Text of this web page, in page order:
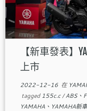
【新車發表】
上市
2022-12-16在
tagged155c.c/ABS、
YAMAHA、YAMAHA新